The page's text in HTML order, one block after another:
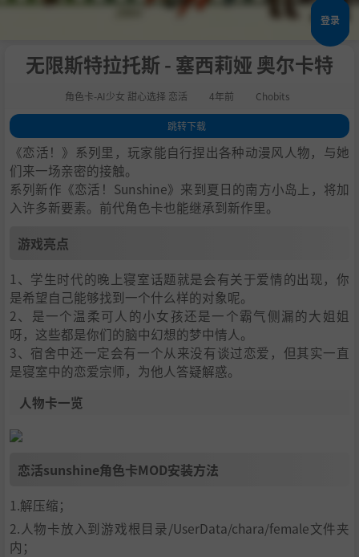
登录
无限斯特拉托斯 - 塞西莉娅 奥尔卡特
角色卡-AI少女 甜心选择 恋活 4年前 Chobits
跳转下载
1.游戏亮点
2.人物卡一览
3.恋活sunshine角色卡MOD安装方法
4.下载地址
《恋活！》系列里，玩家能自行捏出各种动漫风人物，与她
们来一场亲密的接触。
系列新作《恋活！Sunshine》来到夏日的南方小岛上，将加
入许多新要素。前代角色卡也能继承到新作里。
游戏亮点
1、学生时代的晚上寝室话题就是会有关于爱情的出现，你
是希望自己能够找到一个什么样的对象呢。
2、是一个温柔可人的小女孩还是一个霸气侧漏的大姐姐
呀，这些都是你们的脑中幻想的梦中情人。
3、宿舍中还一定会有一个从来没有谈过恋爱，但其实一直
是寝室中的恋爱宗师，为他人答疑解惑。
人物卡一览
恋活sunshine角色卡MOD安装方法
1.解压缩；
2.人物卡放入到游戏根目录/UserData/chara/female文件夹
内；